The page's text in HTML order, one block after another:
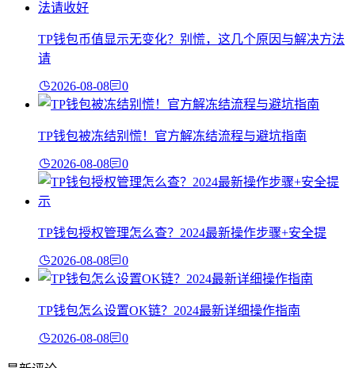
TP钱包币值显示无变化？别慌，这几个原因与解决方法
请
2026-08-08 0
TP钱包被冻结别慌！官方解冻结流程与避坑指南
2026-08-08 0
TP钱包授权管理怎么查？2024最新操作步骤+安全提
2026-08-08 0
TP钱包怎么设置OK链？2024最新详细操作指南
2026-08-08 0